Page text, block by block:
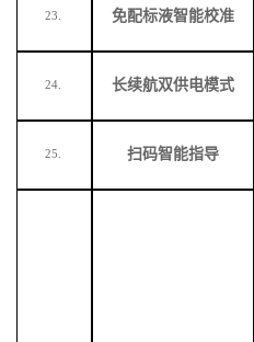
23. 免配标液智能校准
24. 长续航双供电模式
25. 扫码智能指导